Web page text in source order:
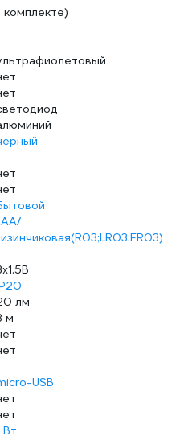
комплекте)
лм
м
USB
Вт